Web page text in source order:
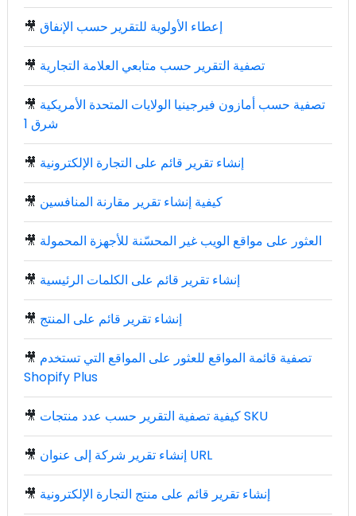
🎥 إعطاء الأولوية للتقرير حسب الإنفاق
🎥 تصفية التقرير حسب متابعي العلامة التجارية
🎥 تصفية حسب أمازون فيرجينيا الولايات المتحدة الأمريكية
شرق 1
🎥 إنشاء تقرير قائم على التجارة الإلكترونية
🎥 كيفية إنشاء تقرير مقارنة المنافسين
🎥 العثور على مواقع الويب غير المحسّنة للأجهزة المحمولة
🎥 إنشاء تقرير قائم على الكلمات الرئيسية
🎥 إنشاء تقرير قائم على المنتج
🎥 تصفية قائمة المواقع للعثور على المواقع التي تستخدم
Shopify Plus
🎥 كيفية تصفية التقرير حسب عدد منتجات SKU
🎥 إنشاء تقرير شركة إلى عنوان URL
🎥 إنشاء تقرير قائم على منتج التجارة الإلكترونية